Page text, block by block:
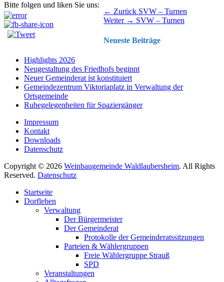
Bitte folgen und liken Sie uns:
Beitragsnavigation ← Zurück Vorhergehender
Beitrag:
SVW – Turnen
Weiter → Nächster
SVW – Turnen
Neueste Beiträge
Highlights 2026
Neugestaltung des Friedhofs beginnt
Neuer Gemeinderat ist konstituiert
Gemeindezentrum Viktoriaplatz in Verwaltung der
Ortsgemeinde
Ruhegelegenheiten für Spaziergänger
Impressum
Kontakt
Downloads
Datenschutz
Copyright © 2026 Weinbaugemeinde Waldlaubersheim. All Rights
Reserved. Datenschutz
oben
scrollen
Startseite
Dorfleben
Verwaltung
Der Bürgermeister
Der Gemeinderat
Protokolle der Gemeinderatssitzungen
Parteien & Wählergruppen
Freie Wählergruppe Strauß
SPD
Veranstaltungen